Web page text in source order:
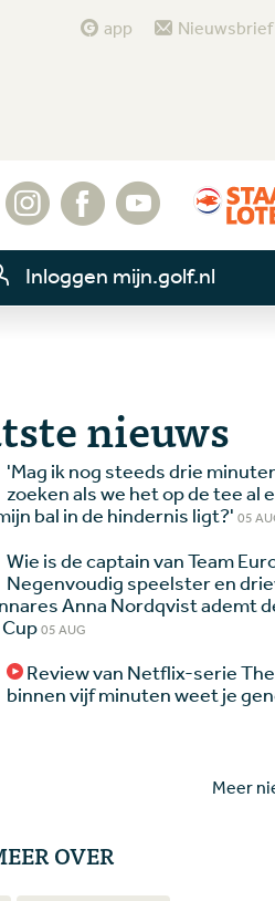
app Nieuwsbrief
Inloggen mijn.golf.nl
nieuws
'Mag ik nog steeds drie
zoeken als we het op de tee al
bal in de hindernis ligt?' 05
Wie is de captain van Team
Negenvoudig speelster en
Anna Nordqvist ademt
05 AUG
Review van Netflix-serie
binnen vijf minuten weet je
Meer
OVER